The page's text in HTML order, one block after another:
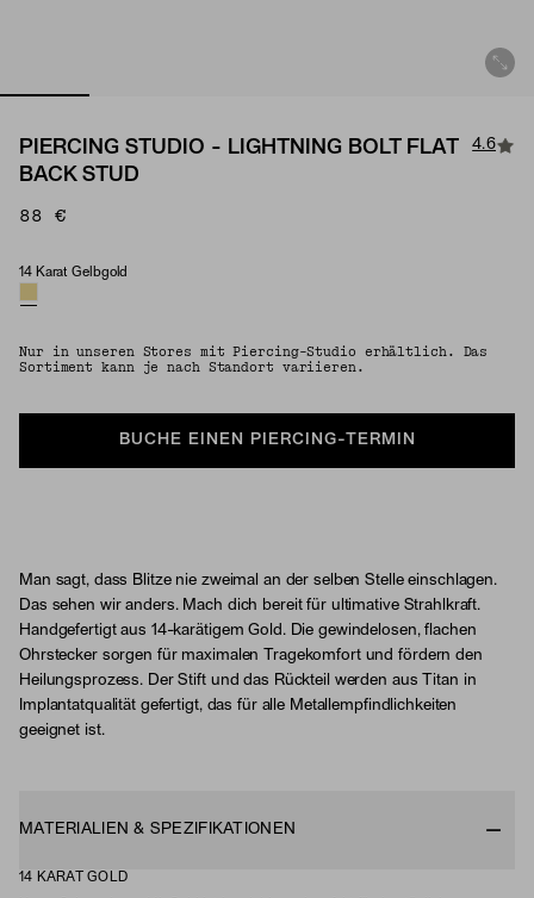
PIERCING STUDIO - LIGHTNING BOLT FLAT
BACK STUD
4.6
88 €
Material
14 Karat Gelbgold
Nur in unseren Stores mit Piercing-Studio erhältlich. Das
Sortiment kann je nach Standort variieren.
BUCHE EINEN PIERCING-TERMIN
Man sagt, dass Blitze nie zweimal an der selben Stelle einschlagen.
Das sehen wir anders. Mach dich bereit für ultimative Strahlkraft.
Handgefertigt aus 14-karätigem Gold. Die gewindelosen, flachen
Ohrstecker sorgen für maximalen Tragekomfort und fördern den
Heilungsprozess. Der Stift und das Rückteil werden aus Titan in
Implantatqualität gefertigt, das für alle Metallempfindlichkeiten
geeignet ist.
MATERIALIEN & SPEZIFIKATIONEN
14 KARAT GOLD